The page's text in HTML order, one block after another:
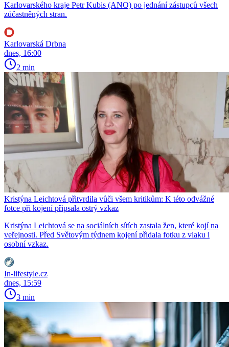
Karlovarského kraje Petr Kubis (ANO) po jednání zástupců všech
zúčastněných stran.
Karlovarská Drbna
dnes, 16:00
2 min
Kristýna Leichtová přitvrdila vůči všem kritikům: K této odvážné
fotce při kojení připsala ostrý vzkaz
Kristýna Leichtová se na sociálních sítích zastala žen, které kojí na
veřejnosti. Před Světovým týdnem kojení přidala fotku z vlaku i
osobní vzkaz.
In-lifestyle.cz
dnes, 15:59
3 min